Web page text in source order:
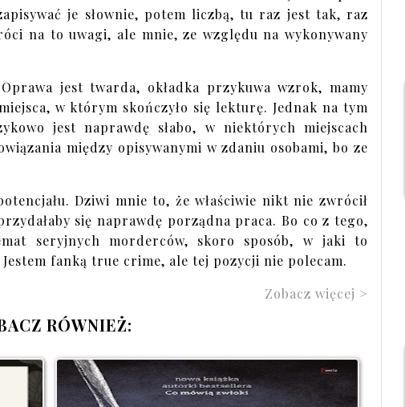
je słownie, potem liczbą, tu raz jest tak, raz
na to uwagi, ale mnie, ze względu na wykonywany
jest twarda, okładka przykuwa wzrok, mamy
w którym skończyło się lekturę. Jednak na tym
jest naprawdę słabo, w niektórych miejscach
między opisywanymi w zdaniu osobami, bo ze
Dziwi mnie to, że właściwie nikt nie zwrócił
się naprawdę porządna praca. Bo co z tego,
seryjnych morderców, skoro sposób, w jaki to
fanką true crime, ale tej pozycji nie polecam.
Zobacz więcej >
RÓWNIEŻ: